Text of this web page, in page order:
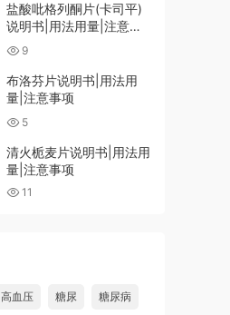
盐酸吡格列酮片(卡司平)
说明书|用法用量|注意事
项 9
布洛芬片说明书|用法用
量|注意事项
5
清火栀麦片说明书|用法用
量|注意事项
11
高血压 糖尿 糖尿病